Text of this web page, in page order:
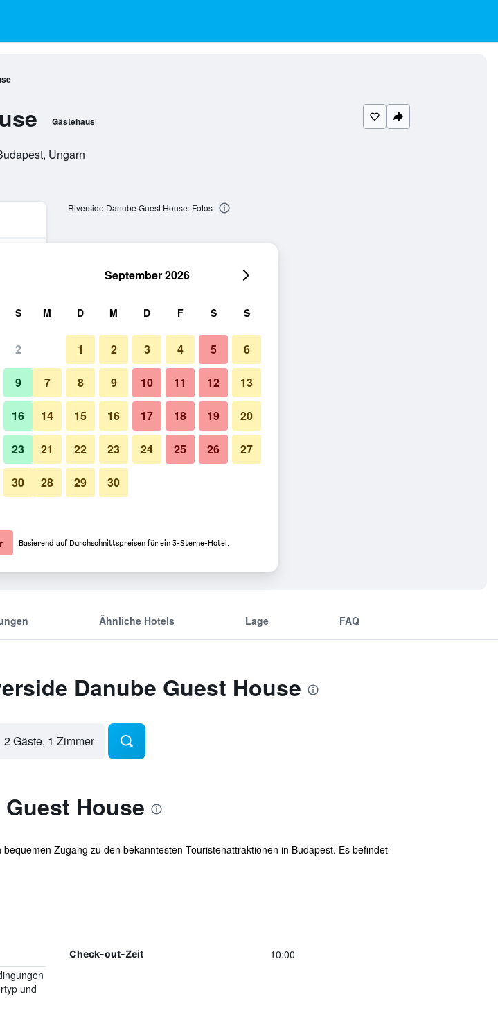
Gästehaus
Ungarn
Riverside Danube Guest House: Fotos
Ähnliche Hotels Lage FAQ
Danube Guest House
2 Gäste, 1 Zimmer
House
Zugang zu den bekanntesten Touristenattraktionen in Budapest. Es befindet
Check-out-Zeit 10:00
und
S
2
9
16
23
30
September 2026
M D M D F S S
1 2 3 4 5 6
7 8 9 10 11 12 13
14 15 16 17 18 19 20
21 22 23 24 25 26 27
28 29 30
Basierend auf Durchschnittspreisen für ein 3-Sterne-Hotel.